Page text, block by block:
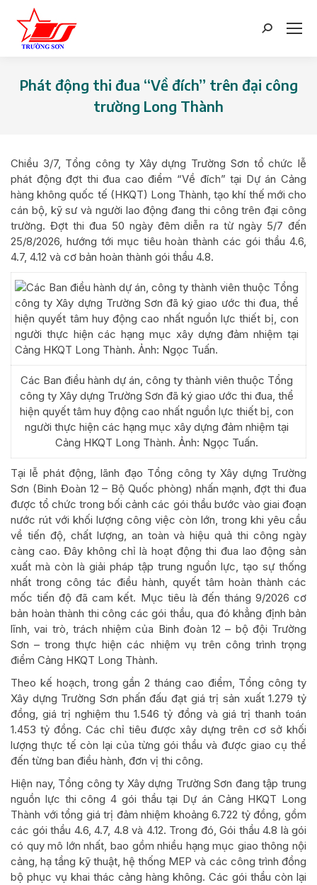
Search:
Phát động thi đua “Về đích” trên đại công
trường Long Thành
Chiều 3/7, Tổng công ty Xây dựng Trường Sơn tổ chức lễ
phát động đợt thi đua cao điểm “Về đích” tại Dự án Cảng
hàng không quốc tế (HKQT) Long Thành, tạo khí thế mới cho
cán bộ, kỹ sư và người lao động đang thi công trên đại công
trường. Đợt thi đua 50 ngày đêm diễn ra từ ngày 5/7 đến
25/8/2026, hướng tới mục tiêu hoàn thành các gói thầu 4.6,
4.7, 4.12 và cơ bản hoàn thành gói thầu 4.8.
Các Ban điều hành dự án, công ty thành viên thuộc Tổng
công ty Xây dựng Trường Sơn đã ký giao ước thi đua, thể
hiện quyết tâm huy động cao nhất nguồn lực thiết bị, con
người thực hiện các hạng mục xây dựng đảm nhiệm tại
Cảng HKQT Long Thành. Ảnh: Ngọc Tuấn.
Tại lễ phát động, lãnh đạo Tổng công ty Xây dựng Trường
Sơn (Binh Đoàn 12 – Bộ Quốc phòng) nhấn mạnh, đợt thi đua
được tổ chức trong bối cảnh các gói thầu bước vào giai đoạn
nước rút với khối lượng công việc còn lớn, trong khi yêu cầu
về tiến độ, chất lượng, an toàn và hiệu quả thi công ngày
càng cao. Đây không chỉ là hoạt động thi đua lao động sản
xuất mà còn là giải pháp tập trung nguồn lực, tạo sự thống
nhất trong công tác điều hành, quyết tâm hoàn thành các
mốc tiến độ đã cam kết. Mục tiêu là đến tháng 9/2026 cơ
bản hoàn thành thi công các gói thầu, qua đó khẳng định bản
lĩnh, vai trò, trách nhiệm của Binh đoàn 12 – bộ đội Trường
Sơn – trong thực hiện các nhiệm vụ trên công trình trọng
điểm Cảng HKQT Long Thành.
Theo kế hoạch, trong gần 2 tháng cao điểm, Tổng công ty
Xây dựng Trường Sơn phấn đấu đạt giá trị sản xuất 1.279 tỷ
đồng, giá trị nghiệm thu 1.546 tỷ đồng và giá trị thanh toán
1.453 tỷ đồng. Các chỉ tiêu được xây dựng trên cơ sở khối
lượng thực tế còn lại của từng gói thầu và được giao cụ thể
đến từng ban điều hành, đơn vị thi công.
Hiện nay, Tổng công ty Xây dựng Trường Sơn đang tập trung
nguồn lực thi công 4 gói thầu tại Dự án Cảng HKQT Long
Thành với tổng giá trị đảm nhiệm khoảng 6.722 tỷ đồng, gồm
các gói thầu 4.6, 4.7, 4.8 và 4.12. Trong đó, Gói thầu 4.8 là gói
có quy mô lớn nhất, bao gồm nhiều hạng mục giao thông nội
cảng, hạ tầng kỹ thuật, hệ thống MEP và các công trình đồng
bộ phục vụ khai thác cảng hàng không. Các gói thầu còn lại